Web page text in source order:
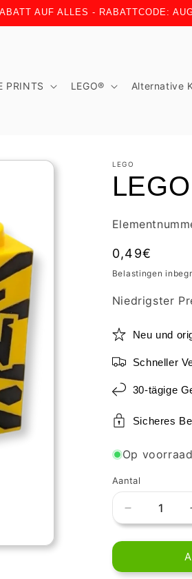
AUF ALLES - RABATTCODE:
PRINTS LEGO® Alternative
LEGO
Normale
prijs
0,49€
Belastingen
Niedrigster
Neu und
Schneller
30-tägige
Sicheres
Op voorraad
Aantal
Aantal
verlagen
voor
Panel